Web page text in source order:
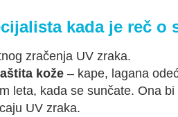
kada je reč o
zračenja UV zraka.
kože – kape, lagana
leta, kada se sunčate. Ona
UV zraka.